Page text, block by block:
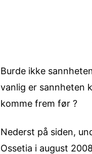
Burde ikke
vanlig er sannheten
komme frem før ?
Nederst på siden,
Ossetia i august